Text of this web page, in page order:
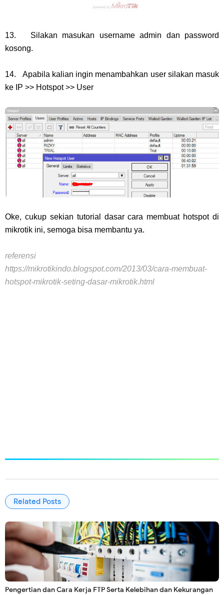
13. Silakan masukan username admin dan password
kosong.
14. Apabila kalian ingin menambahkan user silakan masuk
ke IP >> Hotspot >> User
Oke, cukup sekian tutorial dasar cara membuat hotspot di
mikrotik ini, semoga bisa membantu ya.
referensi
https://mikrotikindo.blogspot.com/2013/03/cara-membuat-
hotspot-mikrotik-seting-dasar-mikrotik.html
Related Posts
Pengertian dan Cara Kerja FTP Serta Kelebihan dan Kekurangan